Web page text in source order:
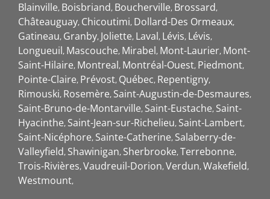
Blainville Boisbriand Boucherville Brossard
Châteauguay Chicoutimi Dollard-Des Ormeaux
Gatineau Granby Joliette Laval Lévis Lévis
Longueuil Mascouche Mirabel Mont-Laurier Mont-
Saint-Hilaire Montreal Montréal-Ouest Piedmont
Pointe-Claire Prévost Québec Repentigny
Rimouski Rosemère Saint-Augustin-de-Desmaures
Saint-Bruno-de-Montarville Saint-Eustache Saint-
Hyacinthe Saint-Jean-sur-Richelieu Saint-Lambert
Saint-Nicéphore Sainte-Catherine Salaberry-de-
Valleyfield Shawinigan Sherbrooke Terrebonne
Trois-Rivières Vaudreuil-Dorion Verdun Wakefield
Westmount